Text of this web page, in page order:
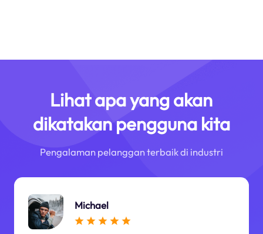
Lihat apa yang akan
dikatakan pengguna kita
Pengalaman pelanggan terbaik di industri
Michael